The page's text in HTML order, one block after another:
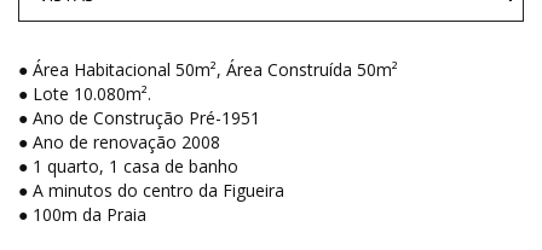
● Área Habitacional 50m², Área Construída 50m²
● Lote 10.080m².
● Ano de Construção Pré-1951
● Ano de renovação 2008
● 1 quarto, 1 casa de banho
● A minutos do centro da Figueira
● 100m da Praia